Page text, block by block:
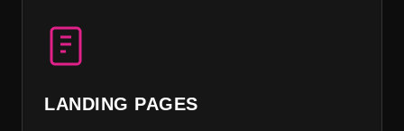
LANDING PAGES